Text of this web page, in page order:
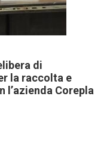
di
la raccolta e
l’azienda Corepla